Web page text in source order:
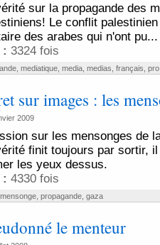
sur la propagande des
Le conflit
des arabes qui n'ont pu...
: 3324 fois
, mediatique, media, medias français
sur images : les
2009
sur les mensonges de
finit toujours par sortir,
les yeux dessus.
: 4330 fois
mensonge, propagande, gaza
le menteur